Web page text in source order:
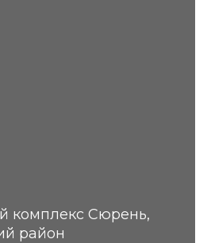
комплекс Сюрень,
район